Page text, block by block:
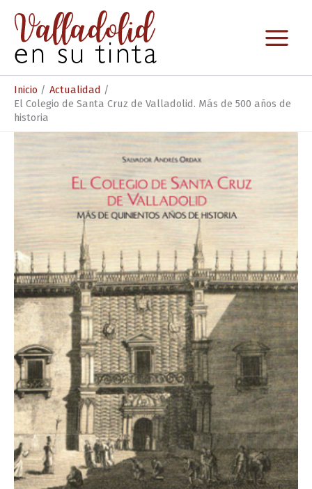
contenido
Inicio
Actualidad
El Colegio de Santa Cruz de Valladolid. Más de 500 años de
historia